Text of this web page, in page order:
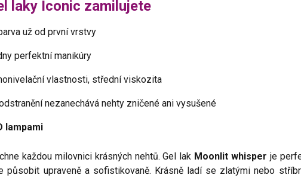
laky Iconic zamilujete
už od první vrstvy
perfektní manikúry
vlastnosti, střední viskozita
nezanechává nehty zničené ani vysušené
lampami
každou milovnici krásných nehtů. Gel lak Moonlit whisper je
působit upraveně a sofistikovaně. Krásně ladí se zlatými nebo